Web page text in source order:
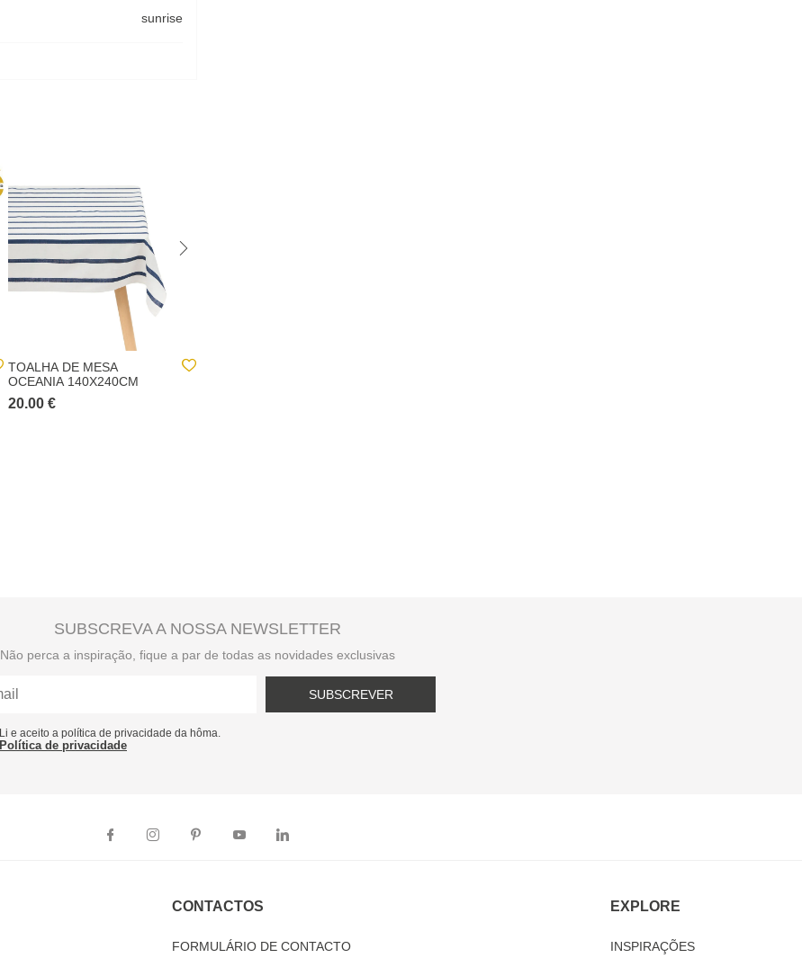
sunrise
TOALHA DE MESA
OCEANIA 140X240CM
20.00 €
SUBSCREVA A NOSSA NEWSLETTER
Não perca a inspiração, fique a par de todas as novidades exclusivas
SUBSCREVER
Li e aceito a política de privacidade da hôma.
Política de privacidade
CONTACTOS
FORMULÁRIO DE CONTACTO
EXPLORE
INSPIRAÇÕES